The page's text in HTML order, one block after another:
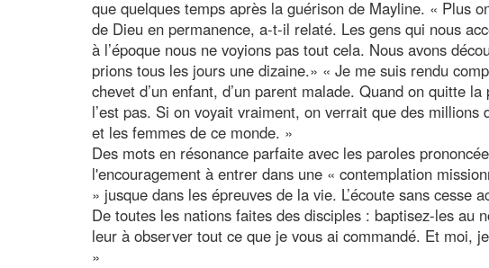
que quelques temps après la guérison de Mayline. « Plus
de Dieu en permanence, a-t-il relaté. Les gens qui nous
à l’époque nous ne voyions pas tout cela. Nous avons
prions tous les jours une dizaine.» « Je me suis rendu
chevet d’un enfant, d’un parent malade. Quand on quitte
l’est pas. Si on voyait vraiment, on verrait que des
et les femmes de ce monde. »
Des mots en résonance parfaite avec les paroles
l'encouragement à entrer dans une « contemplation
» jusque dans les épreuves de la vie. L’écoute sans
De toutes les nations faites des disciples : baptisez-les au
leur à observer tout ce que je vous ai commandé. Et moi,
»